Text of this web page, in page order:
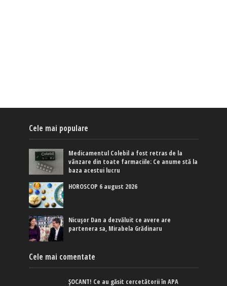
Cele mai populare
Medicamentul Colebil a fost retras de la
vânzare din toate farmaciile: Ce anume stă la
baza acestui lucru
HOROSCOP 6 august 2026
Nicușor Dan a dezvăluit ce avere are
partenera sa, Mirabela Grădinaru
Cele mai comentate
ȘOCANT! Ce au găsit cercetătorii în APA